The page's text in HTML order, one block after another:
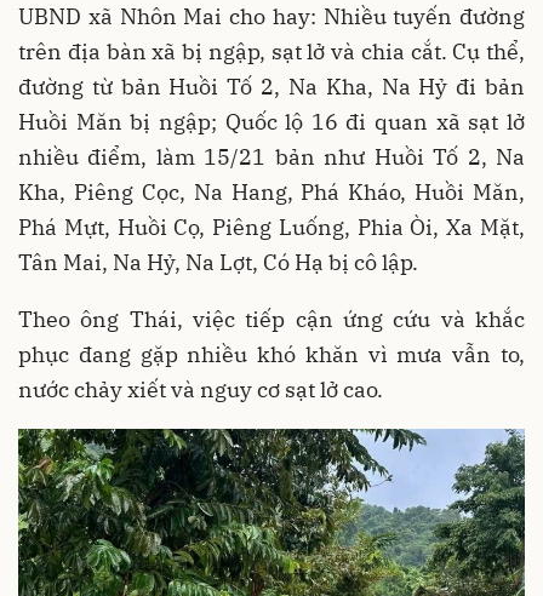
UBND xã Nhôn Mai cho hay: Nhiều tuyến đường
trên địa bàn xã bị ngập, sạt lở và chia cắt. Cụ thể,
đường từ bản Huồi Tố 2, Na Kha, Na Hỷ đi bản
Huồi Măn bị ngập; Quốc lộ 16 đi quan xã sạt lở
nhiều điểm, làm 15/21 bản như Huồi Tố 2, Na
Kha, Piêng Cọc, Na Hang, Phá Kháo, Huồi Măn,
Phá Mựt, Huồi Cọ, Piêng Luống, Phia Òi, Xa Mặt,
Tân Mai, Na Hỷ, Na Lợt, Có Hạ bị cô lập.
Theo ông Thái, việc tiếp cận ứng cứu và khắc
phục đang gặp nhiều khó khăn vì mưa vẫn to,
nước chảy xiết và nguy cơ sạt lở cao.